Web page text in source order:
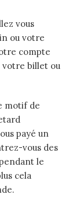
vous
ou votre
compte
votre billet ou
motif de
payé un
vous des
le
cela